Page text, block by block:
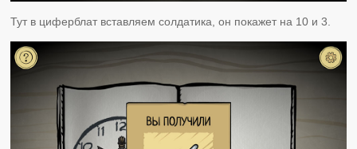
Тут в циферблат вставляем солдатика, он покажет на 10 и 3.